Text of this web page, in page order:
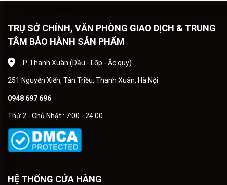
TRỤ SỞ CHÍNH, VĂN PHÒNG GIAO DỊCH & TRUNG
TÂM BẢO HÀNH SẢN PHẨM
P. Thanh Xuân (Dầu - Lốp - Ắc quy)
251 Nguyễn Xiển, Tân Triều, Thanh Xuân, Hà Nội
0948 697 696
Thứ 2 - Chủ Nhật : 7:00 - 24:00
HỆ THỐNG CỬA HÀNG